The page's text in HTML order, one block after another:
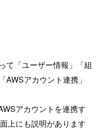
て「ユーザー情報」「組
アカウント連携」
アカウントを連携す
上にも説明があります